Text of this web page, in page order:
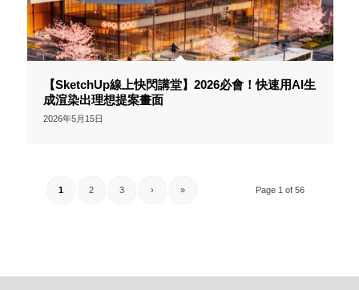
【SketchUp線上快閃講堂】2026必會！快速用AI生
成渲染出理想提案畫面
2026年5月15日
Page 1 of 56
1 2 3 › »